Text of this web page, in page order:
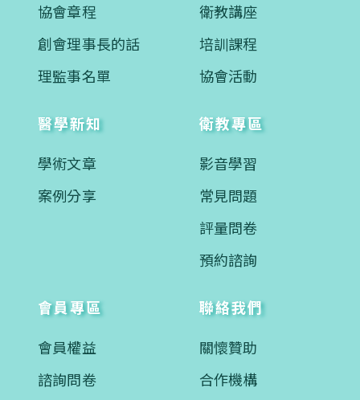
協會章程
創會理事長的話
理監事名單
衛教講座
培訓課程
協會活動
醫學新知
學術文章
案例分享
衛教專區
影音學習
常見問題
評量問卷
預約諮詢
會員專區
會員權益
諮詢問卷
聯絡我們
關懷贊助
合作機構